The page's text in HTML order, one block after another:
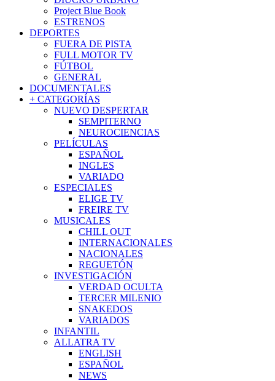
Project Blue Book
ESTRENOS
DEPORTES
FUERA DE PISTA
FULL MOTOR TV
FÚTBOL
GENERAL
DOCUMENTALES
+ CATEGORÍAS
NUEVO DESPERTAR
SEMPITERNO
NEUROCIENCIAS
PELÍCULAS
ESPAÑOL
INGLES
VARIADO
ESPECIALES
ELIGE TV
FREIRE TV
MUSICALES
CHILL OUT
INTERNACIONALES
NACIONALES
REGUETÓN
INVESTIGACIÓN
VERDAD OCULTA
TERCER MILENIO
SNAKEDOS
VARIADOS
INFANTIL
ALLATRA TV
ENGLISH
ESPAÑOL
NEWS